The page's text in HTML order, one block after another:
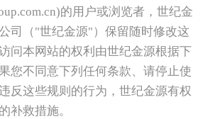
的用户或浏览者，世纪金
司（"世纪金源"）保留随时修改这
问本网站的权利由世纪金源根据下
您不同意下列任何条款、请停止使
反这些规则的行为，世纪金源有权
补救措施。